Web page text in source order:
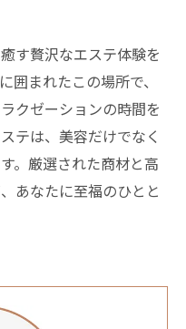
す贅沢なエステ体験を
囲まれたこの場所で、
クゼーションの時間を
テは、美容だけでなく
。厳選された商材と高
あなたに至福のひとと